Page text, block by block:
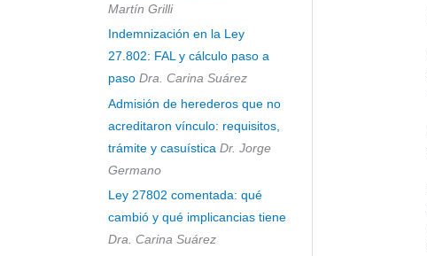
Martín Grilli
Indemnización en la Ley
27.802: FAL y cálculo paso a
paso Dra. Carina Suárez
Admisión de herederos que no
acreditaron vínculo: requisitos,
trámite y casuística Dr. Jorge
Germano
Ley 27802 comentada: qué
cambió y qué implicancias tiene
Dra. Carina Suárez